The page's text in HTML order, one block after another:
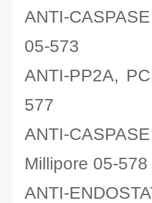
ANTI-
05-573
ANTI-PP2A,
577
ANTI-
Millipore 05-578
ANTI-